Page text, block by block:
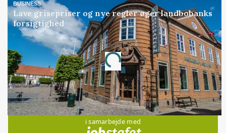
BUSINESS
Lave grisepriser og nye regler øger landbobanks
forsigtighed
Annonce
Loading...
Jobs
i samarbejde med